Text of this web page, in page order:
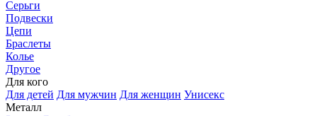
Серьги
Подвески
Цепи
Браслеты
Колье
Другое
Для кого
Для детей Для мужчин Для женщин Унисекс
Металл